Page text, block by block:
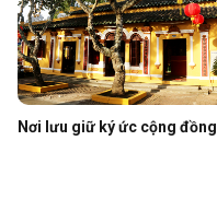
Nơi lưu giữ ký ức cộng đồng